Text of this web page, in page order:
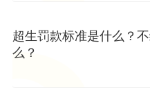
超生罚款标准是什么？
么？